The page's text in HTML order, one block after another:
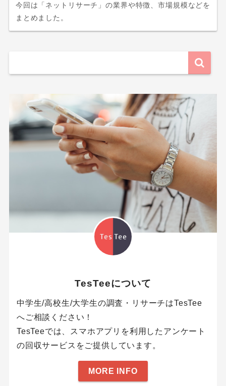
今回は「ネットリサーチ」の業界や特徴、市場規模などを
まとめました。
TesTeeについて
中学生/高校生/大学生の調査・リサーチはTesTee
へご相談ください！
TesTeeでは、スマホアプリを利用したアンケート
の回収サービスをご提供しています。
MORE INFO